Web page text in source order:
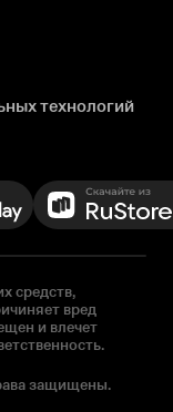
технологий
средств,
вред
и влечет
защищены.